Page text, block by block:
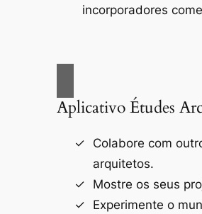
incorporadores
Aplicativo Études
Colabore com
arquitetos.
Mostre os seus
Experimente o